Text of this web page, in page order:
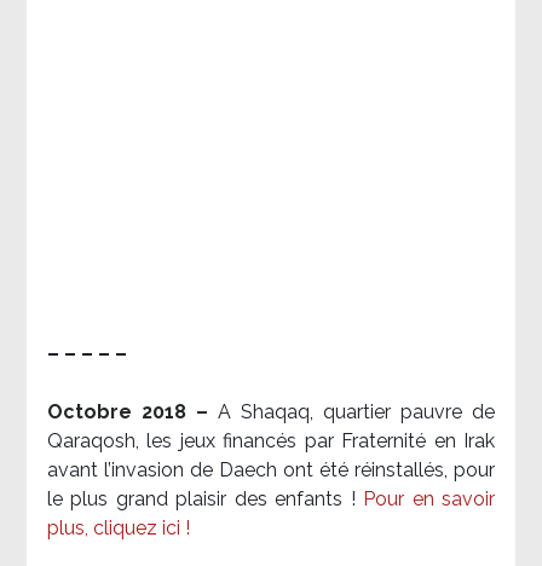
– – – – –
Octobre 2018 – A Shaqaq, quartier pauvre de
Qaraqosh, les jeux financés par Fraternité en Irak​
avant l’invasion de Daech ont été réinstallés, pour
le plus grand plaisir des enfants ! Pour en savoir
plus, cliquez ici !